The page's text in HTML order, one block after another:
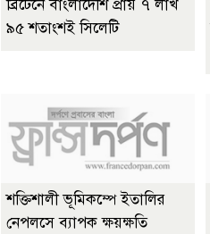
ব্রিটেনে বাংলাদেশি প্রায় ৭ লাখ
৯৫ শতাংশই সিলেটি
শক্তিশালী ভূমিকম্পে ইতালির
নেপলসে ব্যাপক ক্ষয়ক্ষতি